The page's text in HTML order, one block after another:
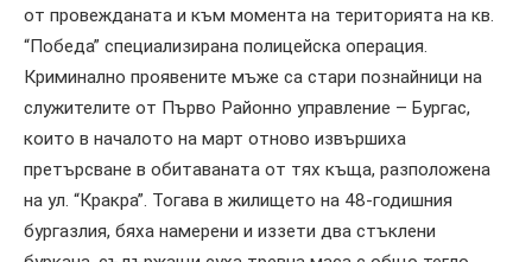
от провежданата и към момента на територията на кв.
“Победа” специализирана полицейска операция.
Криминално проявените мъже са стари познайници на
служителите от Първо Районно управление – Бургас,
които в началото на март отново извършиха
претърсване в обитаваната от тях къща, разположена
на ул. “Кракра”. Тогава в жилището на 48-годишния
бургазлия, бяха намерени и иззети два стъклени